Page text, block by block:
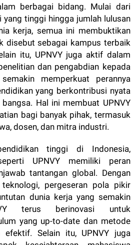
berbagai bidang. Mulai dari
tinggi hingga jumlah lulusan
kerja, semua ini membuktikan
disebut sebagai kampus terbaik
itu, UPNVY juga aktif dalam
dan pengabdian kepada
memperkuat perannya
yang berkontribusi nyata
Hal ini membuat UPNVY
bagi banyak pihak, termasuk
dosen, dan mitra industri.
tinggi di Indonesia,
UPNVY memiliki peran
tantangan global. Dengan
teknologi, pergeseran pola pikir
dunia kerja yang semakin
terus berinovasi untuk
yang up-to-date dan metode
efektif. Selain itu, UPNVY juga